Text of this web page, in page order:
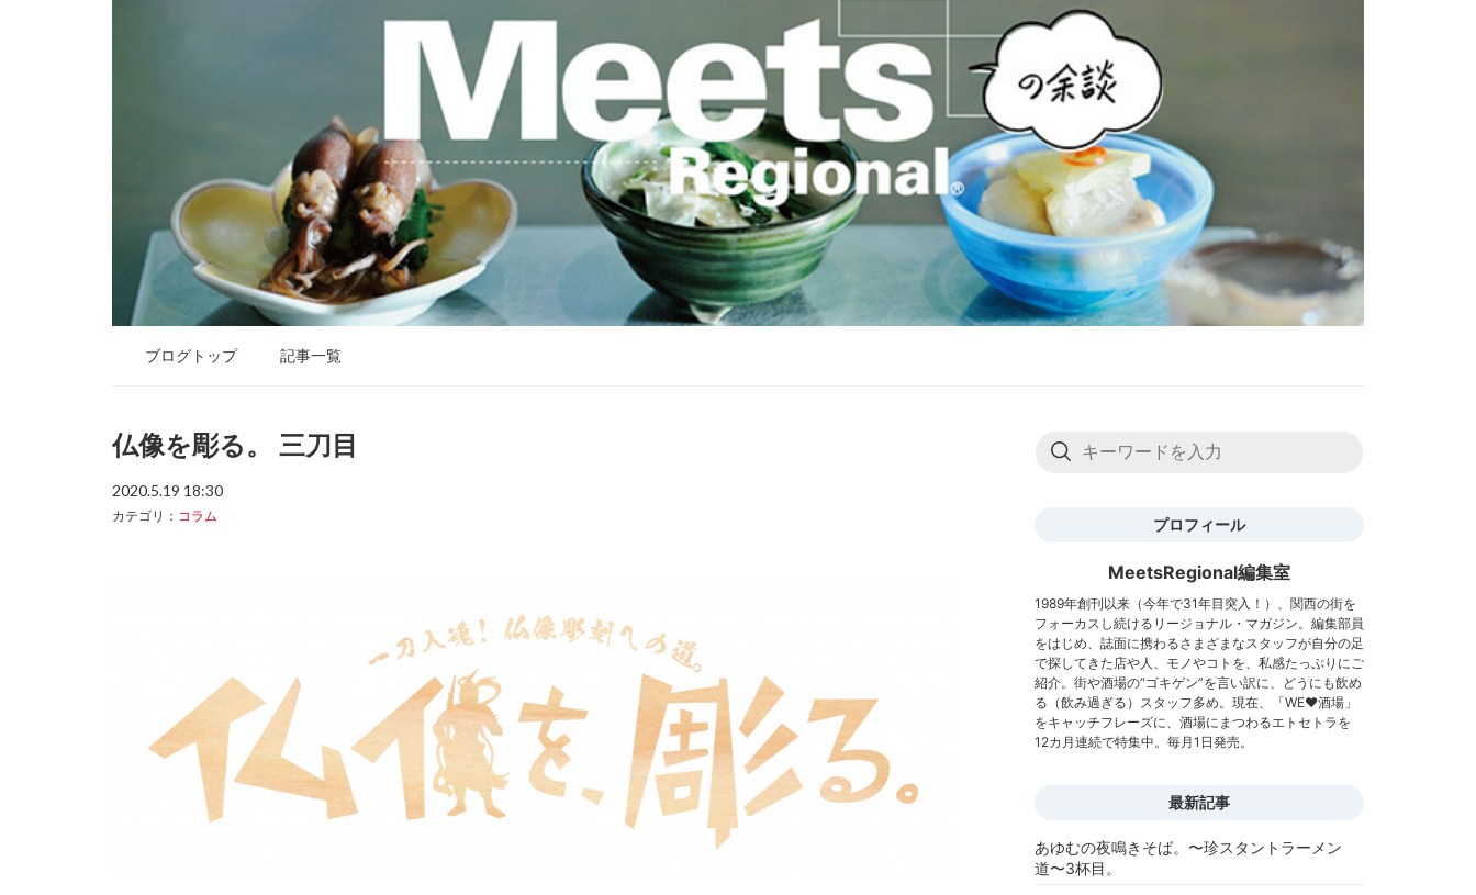
ブログトップ 記事一覧
仏像を彫る。 三刀目
2020.5.19 18:30
カテゴリ： コラム プロフィール
MeetsRegional編集室
1989年創刊以来（今年で31年目突入！）、関西の街を
フォーカスし続けるリージョナル・マガジン。編集部員
をはじめ、誌面に携わるさまざまなスタッフが自分の足
で探してきた店や人、モノやコトを、私感たっぷりにご
紹介。街や酒場の“ゴキゲン”を言い訳に、どうにも飲め
る（飲み過ぎる）スタッフ多め。現在、「WE♥酒場」
をキャッチフレーズに、酒場にまつわるエトセトラを
12カ月連続で特集中。毎月1日発売。
最新記事
あゆむの夜鳴きそば。〜珍スタントラーメン
道〜3杯目。